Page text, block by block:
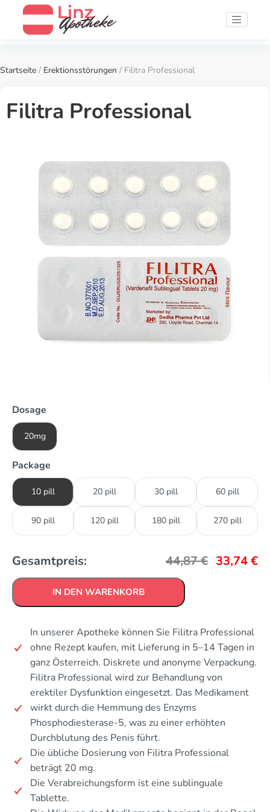
Startseite / Erektionsstörungen / Filitra Professional
Filitra Professional
Dosage
20mg
Package
10 pill 20 pill 30 pill 60 pill
90 pill 120 pill 180 pill 270 pill
Gesamtpreis: 44,87€ 33,74€
IN DEN WARENKORB
In unserer Apotheke können Sie Filitra Professional
ohne Rezept kaufen, mit Lieferung in 5–14 Tagen in
ganz Österreich. Diskrete und anonyme Verpackung.
Filitra Professional wird zur Behandlung von
erektiler Dysfunktion eingesetzt. Das Medikament
wirkt durch die Hemmung des Enzyms
Phosphodiesterase-5, was zu einer erhöhten
Durchblutung des Penis führt.
Die übliche Dosierung von Filitra Professional
beträgt 20 mg.
Die Verabreichungsform ist eine sublinguale
Tablette.